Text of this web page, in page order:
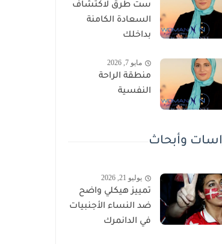
ست طرق لاكتشاف
السعادة الكامنة
بداخلك
مايو 7, 2026
منطقة الراحة
النفسية
وأبحاث
يوليو 21, 2026
تمييز هيكلي واضح
ضد النساء الأجنبيات
في الدانمرك